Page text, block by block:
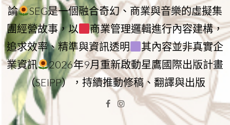
論
SEG是一個融合奇幻、商業與音樂的虛擬集
團經營故事，以
商業管理邏輯進行內容建構，
追求效率、精準與資訊透明
其內容並非真實企
業資訊
2026年9月重新啟動星鷹國際出版計畫
（SEIPP），持續推動修稿、翻譯與出版
Facebook
Instagram